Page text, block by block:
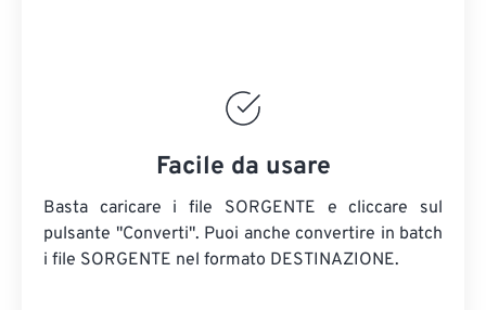
Facile da usare
Basta caricare i file SORGENTE e cliccare sul
pulsante "Converti". Puoi anche convertire in batch
i file SORGENTE nel formato DESTINAZIONE.